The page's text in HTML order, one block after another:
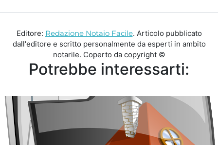
Editore: Redazione Notaio Facile. Articolo pubblicato
dall'editore e scritto personalmente da esperti in ambito
notarile. Coperto da copyright ©
Potrebbe interessarti: